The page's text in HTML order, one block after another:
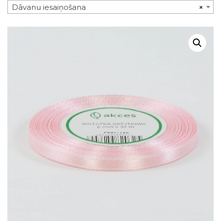
×
Dāvanu iesaiņošana